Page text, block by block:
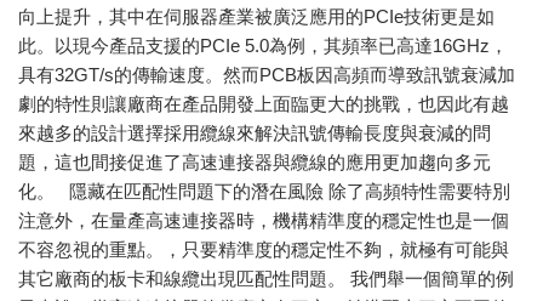
向上提升，其中在伺服器產業被廣泛應用的PCIe技術更是如
此。以現今產品支援的PCIe 5.0為例，其頻率已高達16GHz，
具有32GT/s的傳輸速度。然而PCB板因高頻而導致訊號衰減加
劇的特性則讓廠商在產品開發上面臨更大的挑戰，也因此有越
來越多的設計選擇採用纜線來解決訊號傳輸長度與衰減的問
題，這也間接促進了高速連接器與纜線的應用更加趨向多元
化。 隱藏在匹配性問題下的潛在風險 除了高頻特性需要特別
注意外，在量產高速連接器時，機構精準度的穩定性也是一個
不容忽視的重點。，只要精準度的穩定性不夠，就極有可能與
其它廠商的板卡和線纜出現匹配性問題。 我們舉一個簡單的例